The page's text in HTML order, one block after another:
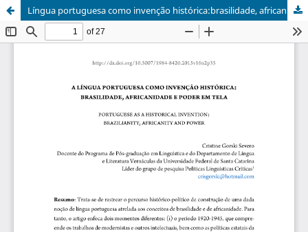
Língua portuguesa como invenção histórica:brasilidade, africanidade e poder em tela